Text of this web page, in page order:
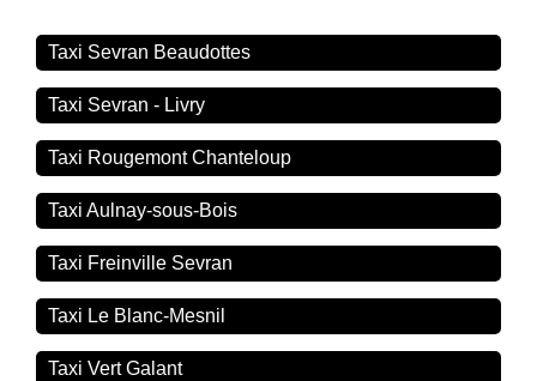
Taxi Sevran Beaudottes
Taxi Sevran - Livry
Taxi Rougemont Chanteloup
Taxi Aulnay-sous-Bois
Taxi Freinville Sevran
Taxi Le Blanc-Mesnil
Taxi Vert Galant